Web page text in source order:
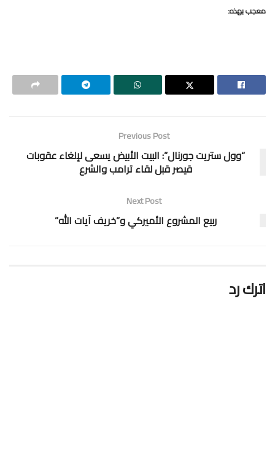
معجب بهذه:
Previous Post
“وول ستريت جورنال”: البيت الأبيض يسعى لإلغاء عقوبات
قيصر قبل لقاء ترامب والشرع
Next Post
ربيع المشروع الأميركي و”خريف آيات الله”
اترك رد